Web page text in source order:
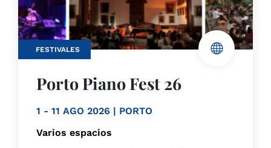
FESTIVALES
Porto Piano Fest 26
1 - 11 AGO 2026 | PORTO
Varios espacios